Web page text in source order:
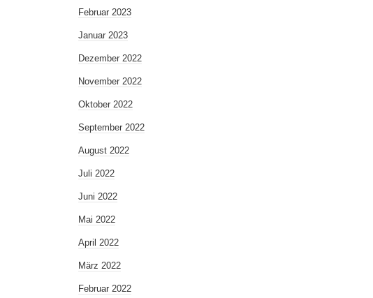
Februar 2023
Januar 2023
Dezember 2022
November 2022
Oktober 2022
September 2022
August 2022
Juli 2022
Juni 2022
Mai 2022
April 2022
März 2022
Februar 2022